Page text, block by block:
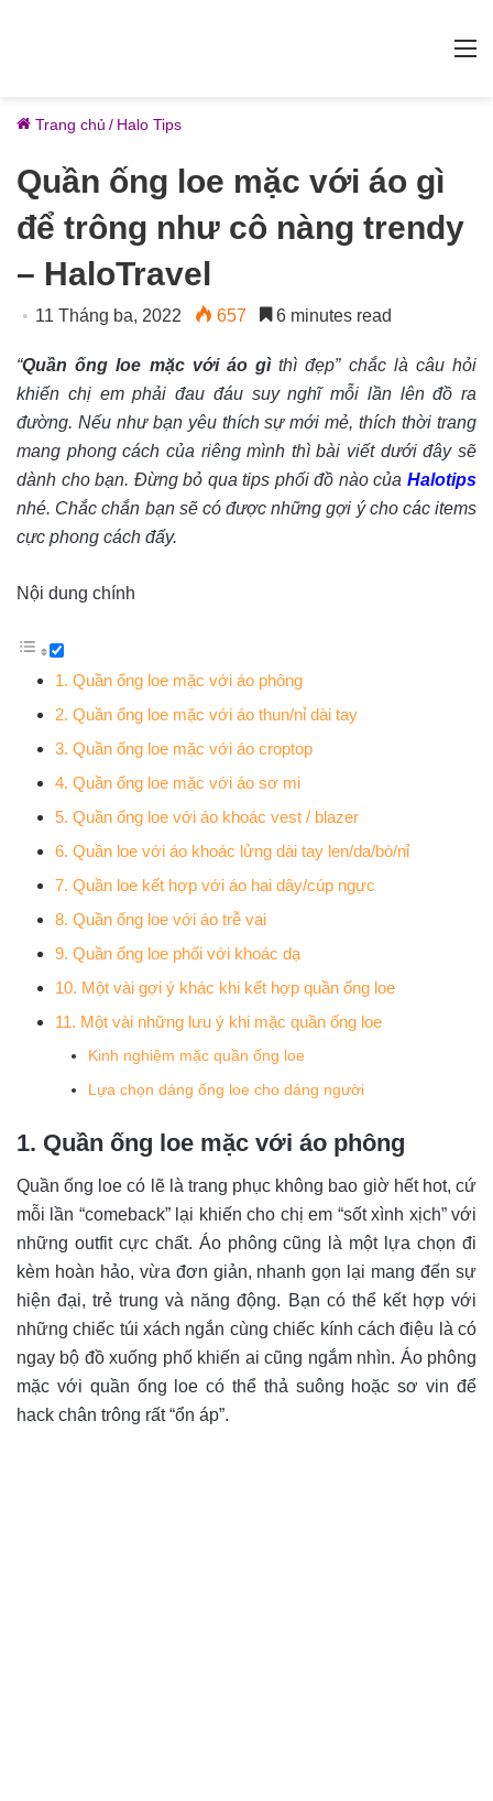
Trang chủ / Halo Tips
Quần ống loe mặc với áo gì
để trông như cô nàng trendy
– HaloTravel
11 Tháng ba, 2022 657 6 minutes read
“Quần ống loe mặc với áo gìthì đẹp” chắc là câu hỏi
khiến chị em phải đau đáu suy nghĩ mỗi lần lên đồ ra
đường. Nếu như bạn yêu thích sự mới mẻ, thích thời trang
mang phong cách của riêng mình thì bài viết dưới đây sẽ
dành cho bạn. Đừng bỏ qua tips phối đồ nào của Halotips
nhé. Chắc chắn bạn sẽ có được những gợi ý cho các items
cực phong cách đấy.
Nội dung chính
1. Quần ống loe mặc với áo phông
2. Quần ống loe mặc với áo thun/nỉ dài tay
3. Quần ống loe mặc với áo croptop
4. Quần ống loe mặc với áo sơ mi
5. Quần ống loe với áo khoác vest / blazer
6. Quần loe với áo khoác lửng dài tay len/da/bò/nỉ
7. Quần loe kết hợp với áo hai dây/cúp ngực
8. Quần ống loe với áo trễ vai
9. Quần ống loe phối với khoác dạ
10. Một vài gợi ý khác khi kết hợp quần ống loe
11. Một vài những lưu ý khi mặc quần ống loe
Kinh nghiệm mặc quần ống loe
Lựa chọn dáng ống loe cho dáng người
1. Quần ống loe mặc với áo phông
Quần ống loe có lẽ là trang phục không bao giờ hết hot, cứ
mỗi lần “comeback” lại khiến cho chị em “sốt xình xịch” với
những outfit cực chất. Áo phông cũng là một lựa chọn đi
kèm hoàn hảo, vừa đơn giản, nhanh gọn lại mang đến sự
hiện đại, trẻ trung và năng động. Bạn có thể kết hợp với
những chiếc túi xách ngắn cùng chiếc kính cách điệu là có
ngay bộ đồ xuống phố khiến ai cũng ngắm nhìn. Áo phông
mặc với quần ống loe có thể thả suông hoặc sơ vin để
hack chân trông rất “ổn áp”.